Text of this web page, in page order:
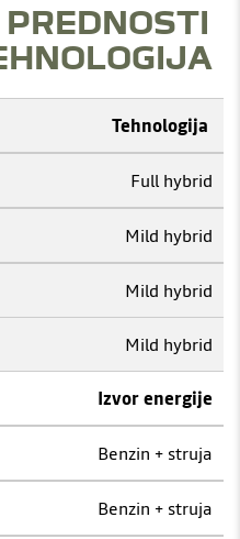
Tehnologija
Full hybrid
Mild hybrid
Mild hybrid
Mild hybrid
Izvor energije
Benzin + struja
Benzin + struja